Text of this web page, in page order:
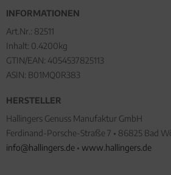
INFORMATIONEN
Art.Nr.: 82511
Inhalt: 0.4200kg
GTIN/EAN: 4054537825113
ASIN: B01MQ0R383
HERSTELLER
Hallingers Genuss Manufaktur GmbH
Ferdinand-Porsche-Straße 7 • 86825 Bad
info@hallingers.de • www.hallingers.de